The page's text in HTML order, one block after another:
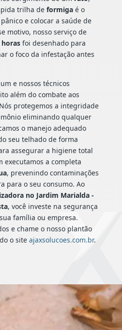
trilha de formigaé o
e colocar a saúde de
motivo, nosso serviço de
foi desenhado para
o foco da infestação antes
e nossos técnicos
além do combate aos
protegemos a integridade
eliminando qualquer
o manejo adequado
seu telhado de forma
assegurar a higiene total
executamos a completa
, prevenindo contaminações
para o seu consumo. Ao
no Jardim Marialda -
, você investe na segurança
família ou empresa.
e chame o nosso plantão
o site ajaxsolucoes.com.br.